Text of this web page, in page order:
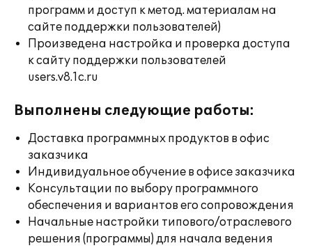
программ и доступ к метод. материалам на
сайте поддержки пользователей)
Произведена настройка и проверка доступа
к сайту поддержки пользователей
users.v8.1c.ru
Выполнены следующие работы:
Доставка программных продуктов в офис
заказчика
Индивидуальное обучение в офисе заказчика
Консультации по выбору программного
обеспечения и вариантов его сопровождения
Начальные настройки типового/отраслевого
решения (программы) для начала ведения